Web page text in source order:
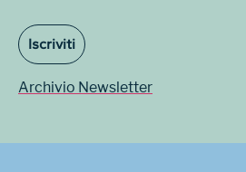
Iscriviti
Archivio Newsletter